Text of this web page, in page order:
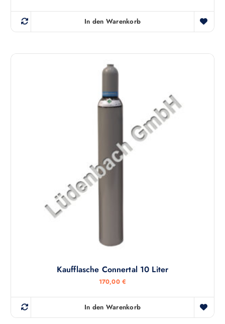
In den Warenkorb
Kaufflasche Connertal 10 Liter
170,00 €
In den Warenkorb